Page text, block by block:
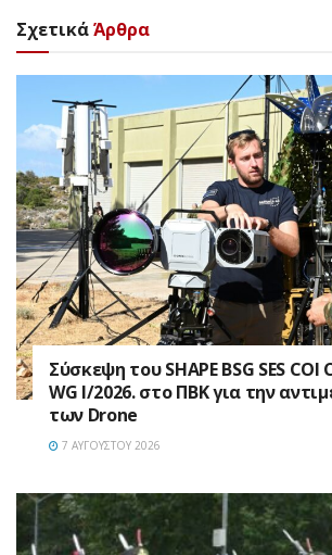
ΣχετικάΆρθρα
Σύσκεψη του SHAPE BSG SES
WG I/2026. στο ΠΒΚ για την
των Drone
7 ΑΥΓΟΎΣΤΟΥ 2026